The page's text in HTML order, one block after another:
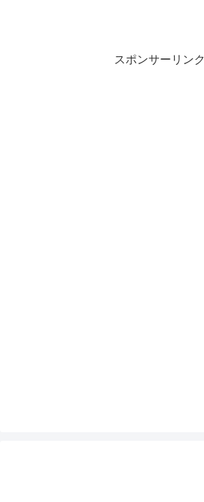
スポンサーリンク